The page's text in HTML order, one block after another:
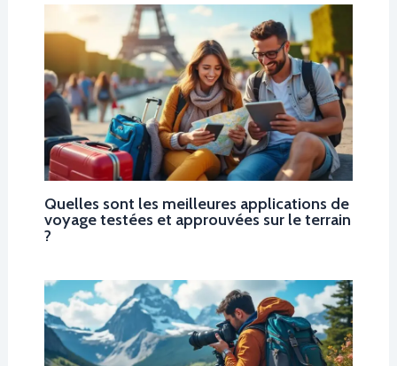
Quelles sont les meilleures applications de
voyage testées et approuvées sur le terrain
?